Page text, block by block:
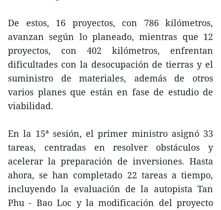
De estos, 16 proyectos, con 786 kilómetros,
avanzan según lo planeado, mientras que 12
proyectos, con 402 kilómetros, enfrentan
dificultades con la desocupación de tierras y el
suministro de materiales, además de otros
varios planes que están en fase de estudio de
viabilidad.
En la 15ª sesión, el primer ministro asignó 33
tareas, centradas en resolver obstáculos y
acelerar la preparación de inversiones. Hasta
ahora, se han completado 22 tareas a tiempo,
incluyendo la evaluación de la autopista Tan
Phu - Bao Loc y la modificación del proyecto